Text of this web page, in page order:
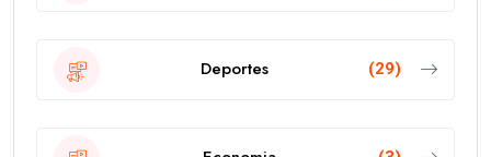
Deportes (29)